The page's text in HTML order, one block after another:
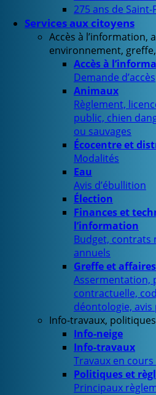
275 ans de
Services aux citoyens
Accès à l’information,
environnement,
Accès à
Demande d’accès
Animaux
Règlement,
public, chien
ou sauvages
Écocentre et
Modalités
Eau
Avis d’ébullition
Élection
Finances et
l’information
Budget, contrats
annuels
Greffe et
Assermentation,
contractuelle,
déontologie, avis
Info-travaux,
Info-neige
Info-travaux
Travaux en
Politiques et
Principaux